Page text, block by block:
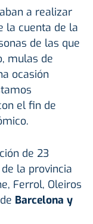
a realizar
la cuenta de la
de las que
mulas de
ocasión
el fin de
de 23
la provincia
Ferrol, Oleiros
Barcelona y